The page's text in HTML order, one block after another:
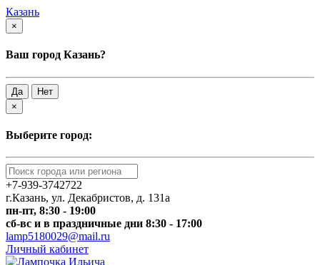
Казань
×
Ваш город Казань?
Да
Нет
×
Выберите город:
+7-939-3742722
г.Казань, ул. Декабристов, д. 131а
пн-пт, 8:30 - 19:00
сб-вс и в праздничные дни 8:30 - 17:00
lamp5180029@mail.ru
Личный кабинет